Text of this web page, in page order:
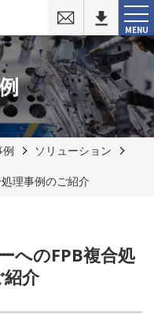
MENU
い
合
わ
せ
例
ソリューション
理事例のご紹介
へのFPB複合処
介